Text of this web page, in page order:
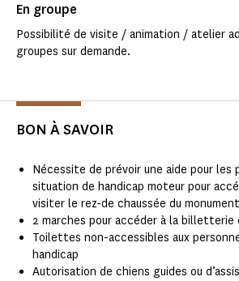
En groupe
Possibilité de visite / animation / atelier
groupes sur demande.
BON À SAVOIR
Nécessite de prévoir une aide pour les
situation de handicap moteur pour
visiter le rez-de chaussée du monument
2 marches pour accéder à la billetterie
Toilettes non-accessibles aux
handicap
Autorisation de chiens guides ou